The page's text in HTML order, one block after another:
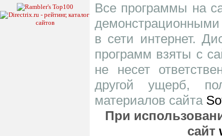
Все программы на
в сети интернет.
программ взяты с
не несет
другой ущерб,
материалов сайта
При
сайт